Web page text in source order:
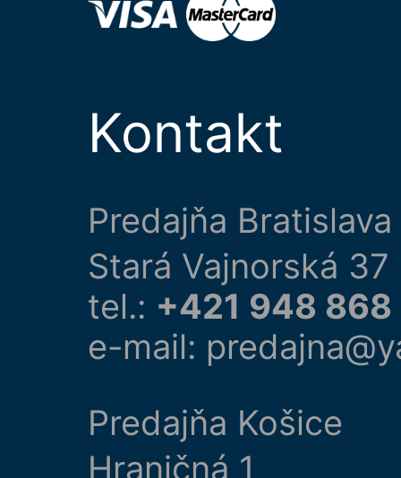
Kontakt
Predajňa Bratislava
Stará Vajnorská 37
tel.: +421 948
e-mail:
Predajňa Košice
Hraničná 1